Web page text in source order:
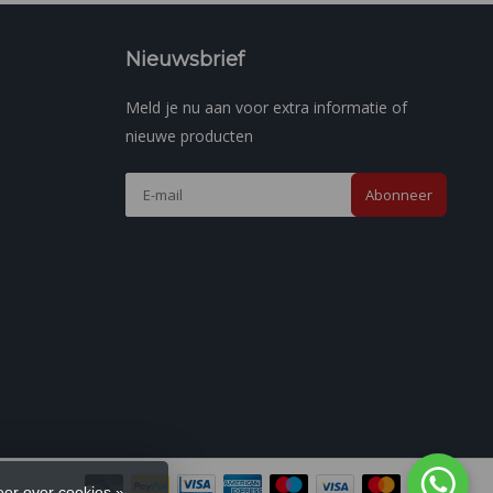
Nieuwsbrief
Meld je nu aan voor extra informatie of
nieuwe producten
Abonneer